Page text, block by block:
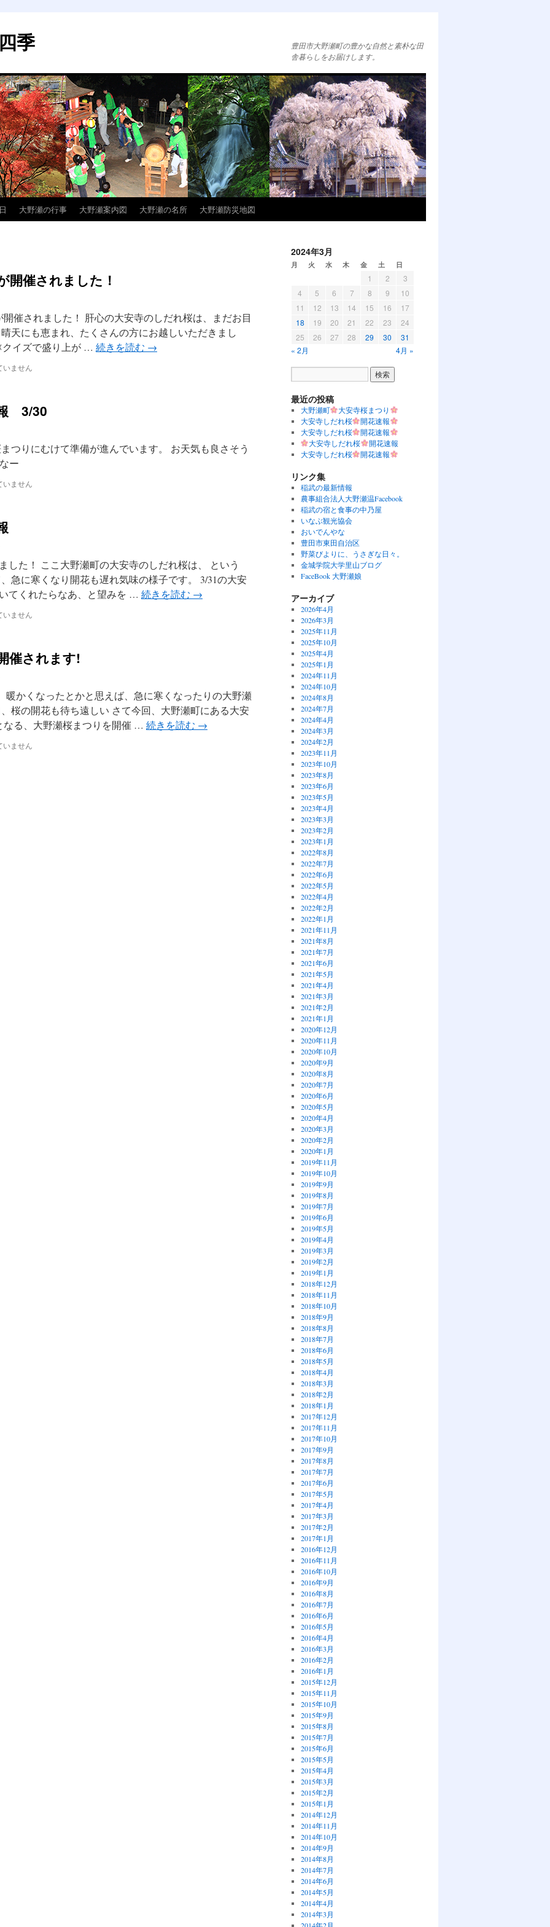
季
豊田市大野瀬町の豊かな自然と素朴な田
舎暮らしをお届けします。
大野瀬の行事 大野瀬案内図 大野瀬の名所 大野瀬防災地図
開催されました！
催されました！ 肝心の大安寺のしだれ桜は、まだお目
天にも恵まれ、たくさんの方にお越しいただきまし
イズで盛り上が … 続きを読む →
いません
3/30
つりにむけて準備が進んでいます。 お天気も良さそう
なー
いません
した！ ここ大野瀬町の大安寺のしだれ桜は、 という
急に寒くなり開花も遅れ気味の様子です。 3/31の大安
てくれたらなあ、と望みを … 続きを読む →
いません
催されます!
暖かくなったとかと思えば、急に寒くなったりの大野瀬
桜の開花も待ち遠しい さて今回、大野瀬町にある大安
なる、大野瀬桜まつりを開催 … 続きを読む →
いません
2024年3月
月 火 水 木 金 土 日
1 2
3
4
5 6 7 8 9
10
11
12 13 14 15 16
17
18
19 20 21 22 23
24
25
26 27 28 29 30
31
« 2月
4月 »
最近の投稿
大野瀬町
大安寺桜まつり
大安寺しだれ桜
開花速報
大安寺しだれ桜
開花速報
大安寺しだれ桜
開花速報
大安寺しだれ桜
開花速報
リンク集
稲武の最新情報
農事組合法人大野瀬温Facebook
稲武の宿と食事の中乃屋
いなぶ観光協会
おいでんやな
豊田市東田自治区
野菜びよりに、うさぎな日々。
金城学院大学里山ブログ
FaceBook 大野瀬娘
アーカイブ
2026年4月
2026年3月
2025年11月
2025年10月
2025年4月
2025年1月
2024年11月
2024年10月
2024年8月
2024年7月
2024年4月
2024年3月
2024年2月
2023年11月
2023年10月
2023年8月
2023年6月
2023年5月
2023年4月
2023年3月
2023年2月
2023年1月
2022年8月
2022年7月
2022年6月
2022年5月
2022年4月
2022年2月
2022年1月
2021年11月
2021年8月
2021年7月
2021年6月
2021年5月
2021年4月
2021年3月
2021年2月
2021年1月
2020年12月
2020年11月
2020年10月
2020年9月
2020年8月
2020年7月
2020年6月
2020年5月
2020年4月
2020年3月
2020年2月
2020年1月
2019年11月
2019年10月
2019年9月
2019年8月
2019年7月
2019年6月
2019年5月
2019年4月
2019年3月
2019年2月
2019年1月
2018年12月
2018年11月
2018年10月
2018年9月
2018年8月
2018年7月
2018年6月
2018年5月
2018年4月
2018年3月
2018年2月
2018年1月
2017年12月
2017年11月
2017年10月
2017年9月
2017年8月
2017年7月
2017年6月
2017年5月
2017年4月
2017年3月
2017年2月
2017年1月
2016年12月
2016年11月
2016年10月
2016年9月
2016年8月
2016年7月
2016年6月
2016年5月
2016年4月
2016年3月
2016年2月
2016年1月
2015年12月
2015年11月
2015年10月
2015年9月
2015年8月
2015年7月
2015年6月
2015年5月
2015年4月
2015年3月
2015年2月
2015年1月
2014年12月
2014年11月
2014年10月
2014年9月
2014年8月
2014年7月
2014年6月
2014年5月
2014年4月
2014年3月